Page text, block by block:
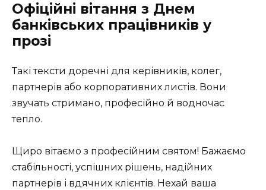
Офіційні вітання з Днем
банківських працівників у
прозі
Такі тексти доречні для керівників, колег,
партнерів або корпоративних листів. Вони
звучать стримано, професійно й водночас
тепло.
Щиро вітаємо з професійним святом! Бажаємо
стабільності, успішних рішень, надійних
партнерів і вдячних клієнтів. Нехай ваша